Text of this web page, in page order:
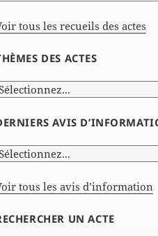
tous les recueils des actes
DES ACTES
AVIS
tous les avis d’information
UN ACTE